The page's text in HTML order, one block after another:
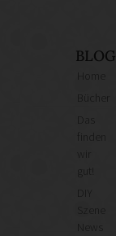
BLOG
finden
gut!
News